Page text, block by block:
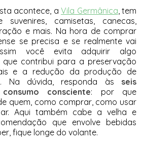
acontece, aVila Germânica, tem
camisetas, canecas,
e mais. Na hora de comprar
se precisa e se realmente vai
você evita adquirir algo
que contribui para a preservação
e a redução da produção de
Na dúvida, responda às seis
consciente: por que
quem, como comprar, como usar
Aqui também cabe a velha e
que envolve bebidas
fique longe do volante.